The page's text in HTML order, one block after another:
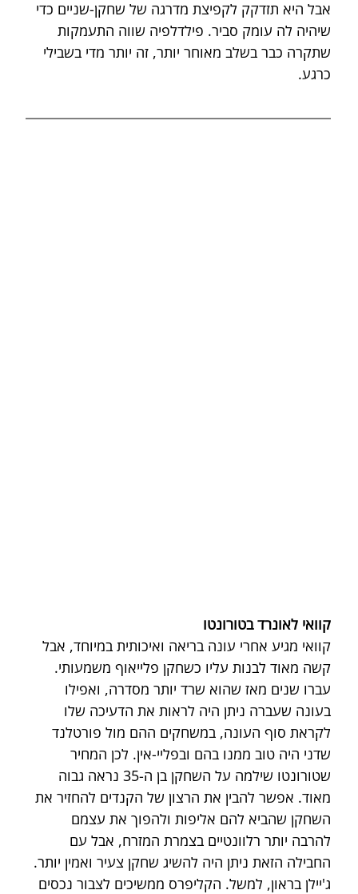
אבל היא תזדקק לקפיצת מדרגה של שחקן-שניים כדי
שיהיה לה עומק סביר. פילדלפיה שווה התעמקות
שתקרה כבר בשלב מאוחר יותר, זה יותר מדי בשבילי
כרגע.
קוואי לאונרד בטורונטו
קוואי מגיע אחרי עונה בריאה ואיכותית במיוחד, אבל
קשה מאוד לבנות עליו כשחקן פלייאוף משמעותי.
עברו שנים מאז שהוא שרד יותר מסדרה, ואפילו
בעונה שעברה ניתן היה לראות את הדעיכה שלו
לקראת סוף העונה, במשחקים ההם מול פורטלנד
שדני היה טוב ממנו בהם ובפליי-אין. לכן המחיר
שטורונטו שילמה על השחקן בן ה-35 נראה גבוה
מאוד. אפשר להבין את הרצון של הקנדים להחזיר את
השחקן שהביא להם אליפות ולהפוך את עצמם
להרבה יותר רלוונטיים בצמרת המזרח, אבל עם
החבילה הזאת ניתן היה להשיג שחקן צעיר ואמין יותר.
ג'יילן בראון, למשל. הקליפרס ממשיכים לצבור נכסים